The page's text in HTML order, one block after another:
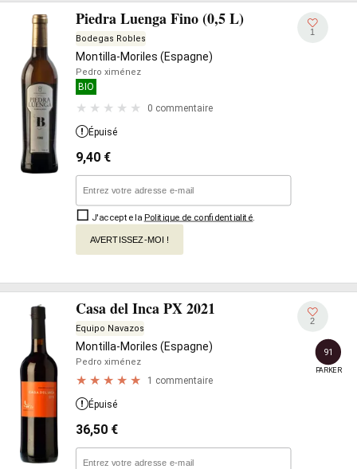
Piedra Luenga Fino (0,5 L)
Bodegas Robles
Montilla-Moriles (Espagne)
Pedro ximénez
BIO
0 commentaire
1
Épuisé
9,40 €
J'accepte la Politique de confidentialité
AVERTISSEZ-MOI !
Casa del Inca PX 2021
Equipo Navazos
Montilla-Moriles (Espagne)
Pedro ximénez
1 commentaire
2
91
PARKER
Épuisé
36,50 €